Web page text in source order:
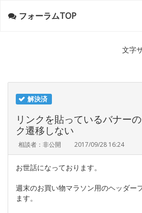
フォーラムTOP
文字
解決済
リンクを貼っているバナー
ク遷移しない
相談者：非公開 2017/09/28 16:24
お世話になっております。
週末のお買い物マラソン用のヘッダー
ます。